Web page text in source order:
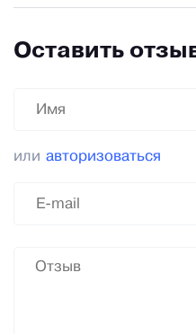
Оставить
или авторизоваться